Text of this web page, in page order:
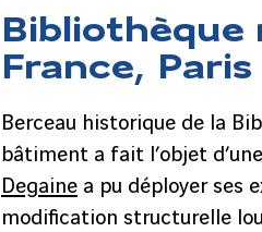
Bibliothèque
France, Paris
Berceau historique de la
bâtiment a fait l’objet
Degainea pu déployer ses
modification structurelle